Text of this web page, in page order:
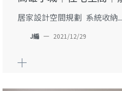
居家設計空間規劃 系統收納
J編 — 2021/12/29